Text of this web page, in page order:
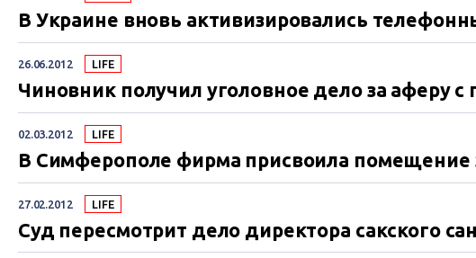
В Украине вновь активизировались
26.06.2012 LIFE
Чиновник получил уголовное дело за аферу с
02.03.2012 LIFE
В Симферополе фирма присвоила помещение
27.02.2012 LIFE
Суд пересмотрит дело директора сакского